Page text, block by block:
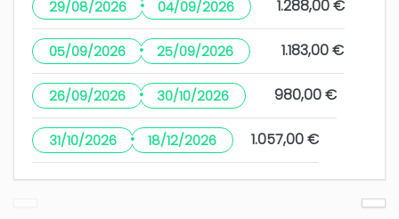
comentarios que son esenciales
para mejorar nuestro servicio. Un
saludo
Bien
Angela (España)
29/08/2026 04/09/2026 1.288,00 €
05/09/2026 · 25/09/2026 1.183,00 €
26/09/2026 · 30/10/2026 980,00 €
31/10/2026 · 18/12/2026 1.057,00 €